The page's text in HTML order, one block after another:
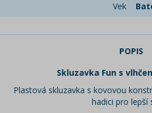
Vek
POPIS
Skluzavka Fun s
Plastová skluzavka s kovovou
hadici pro lepší